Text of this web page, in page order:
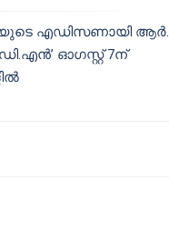
എഡിസണായി ആർ.
ഓഗസ്റ്റ് 7ന്